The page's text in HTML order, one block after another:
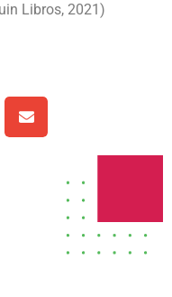
Libros, 2021)